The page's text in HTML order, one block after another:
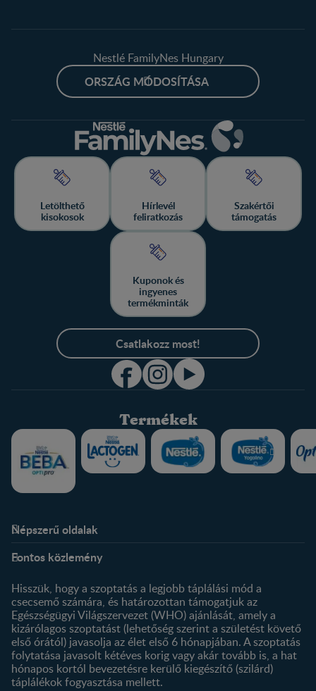
Nestlé FamilyNes Hungary
ORSZÁG MÓDOSÍTÁSA
Letölthető
kisokosok
Hírlevél
feliratkozás
Szakértői
támogatás
Kuponok és
ingyenes
termékminták
Csatlakozz most!
Termékek
Népszerű oldalak
Kapcsolat
Történetünk
Profilom
Termékeink
Termék kereső
Fontos közlemény
Hisszük, hogy a szoptatás a legjobb táplálási mód a
csecsemő számára, és határozottan támogatjuk az
Egészségügyi Világszervezet (WHO) ajánlását, amely a
kizárólagos szoptatást (lehetőség szerint a születést követő
első órától) javasolja az élet első 6 hónapjában. A szoptatás
folytatása javasolt kétéves korig vagy akár tovább is, a hat
hónapos kortól bevezetésre kerülő kiegészítő (szilárd)
táplálékok fogyasztása mellett.